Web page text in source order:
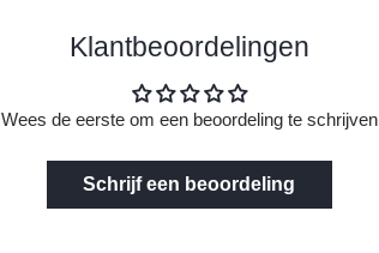
Klantbeoordelingen
Wees de eerste om een beoordeling te schrijven
Schrijf een beoordeling